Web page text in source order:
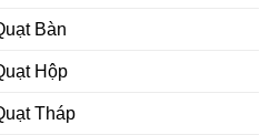
Bàn
Hộp
Tháp